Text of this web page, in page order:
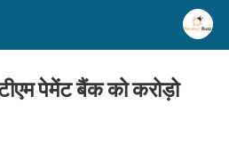
पेमेंट बैंक को करोड़ो